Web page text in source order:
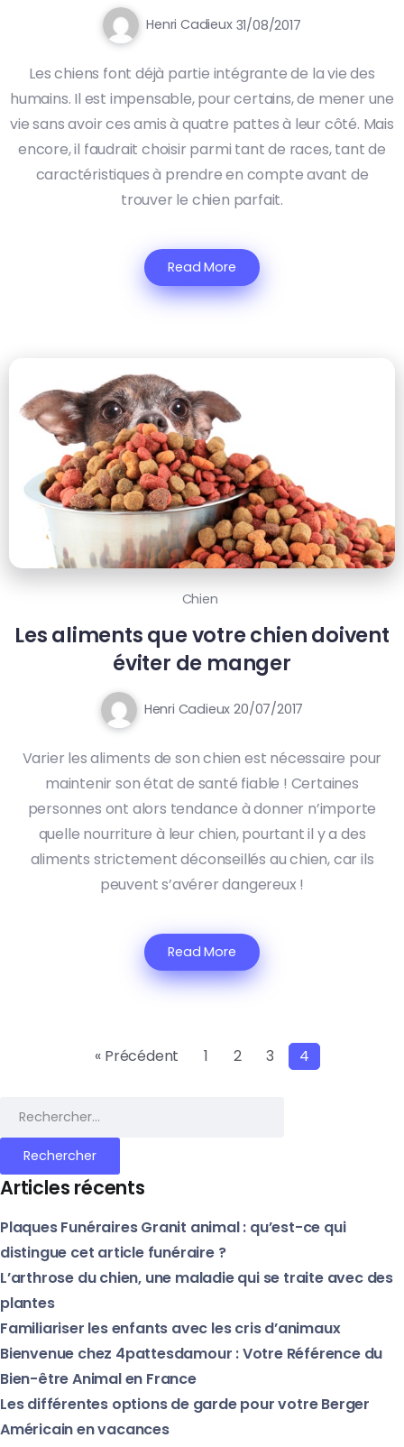
Henri Cadieux 31/08/2017
Les chiens font déjà partie intégrante de la vie des
humains. Il est impensable, pour certains, de mener une
vie sans avoir ces amis à quatre pattes à leur côté. Mais
encore, il faudrait choisir parmi tant de races, tant de
caractéristiques à prendre en compte avant de
trouver le chien parfait.
Read More
Chien
Les aliments que votre chien doivent
éviter de manger
Henri Cadieux 20/07/2017
Varier les aliments de son chien est nécessaire pour
maintenir son état de santé fiable ! Certaines
personnes ont alors tendance à donner n’importe
quelle nourriture à leur chien, pourtant il y a des
aliments strictement déconseillés au chien, car ils
peuvent s’avérer dangereux !
Read More
« Précédent 1 2 3 4
Rechercher :
Articles récents
Plaques Funéraires Granit animal : qu’est-ce qui
distingue cet article funéraire ?
L’arthrose du chien, une maladie qui se traite avec des
plantes
Familiariser les enfants avec les cris d’animaux
Bienvenue chez 4pattesdamour : Votre Référence du
Bien-être Animal en France
Les différentes options de garde pour votre Berger
Américain en vacances